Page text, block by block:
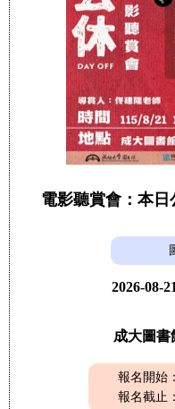
電影聽賞會：本日
2026-08-
成大圖書
報名開始
報名截止